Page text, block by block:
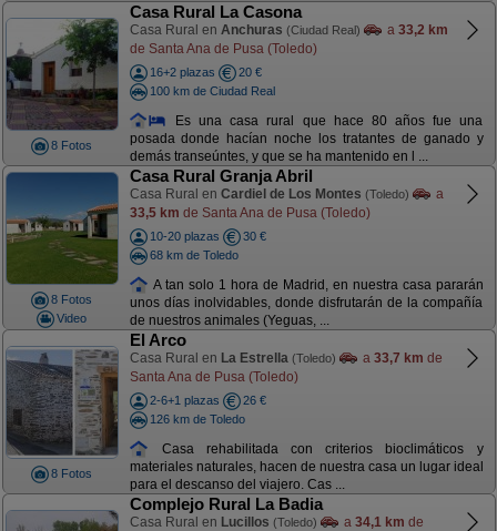
8 Fotos
Casa Rural La Casona
Casa Rural en Anchuras (Ciudad Real) a 33,2 km
de Santa Ana de Pusa (Toledo)
16+2 plazas
20 €
100 km de Ciudad Real
Es una casa rural que hace 80 años fue una
posada donde hacían noche los tratantes de ganado y
demás transeúntes, y que se ha mantenido en l ...
8 Fotos
Video
Casa Rural Granja Abril
Casa Rural en Cardiel de Los Montes (Toledo)
a
33,5 km de Santa Ana de Pusa (Toledo)
10-20 plazas
30 €
68 km de Toledo
A tan solo 1 hora de Madrid, en nuestra casa pararán
unos días inolvidables, donde disfrutarán de la compañía
de nuestros animales (Yeguas, ...
8 Fotos
El Arco
Casa Rural en La Estrella (Toledo) a 33,7 km de
Santa Ana de Pusa (Toledo)
2-6+1 plazas
26 €
126 km de Toledo
Casa rehabilitada con criterios bioclimáticos y
materiales naturales, hacen de nuestra casa un lugar ideal
para el descanso del viajero. Cas ...
Complejo Rural La Badia
Casa Rural en Lucillos (Toledo) a 34,1 km de